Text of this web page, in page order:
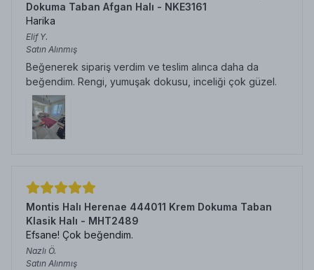
Dokuma Taban Afgan Halı - NKE3161
Harika
Elif Y.
Satın Alınmış
Beğenerek sipariş verdim ve teslim alınca daha da
beğendim. Rengi, yumuşak dokusu, inceliği çok güzel.
Montis Halı Herenae 444011 Krem Dokuma Taban
Klasik Halı - MHT2489
Efsane! Çok beğendim.
Nazlı Ö.
Satın Alınmış